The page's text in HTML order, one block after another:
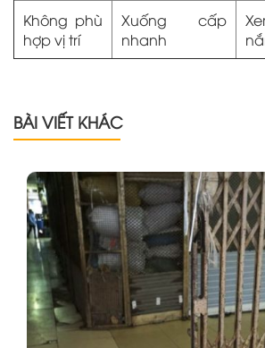
Không phù
hợp vị trí
Xuống cấp
nhanh
BÀI VIẾT KHÁC